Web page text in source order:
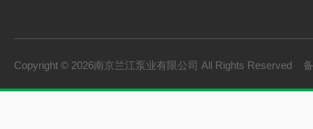
Copyright © 2026南京兰江泵业有限公司 All Rights Reserved